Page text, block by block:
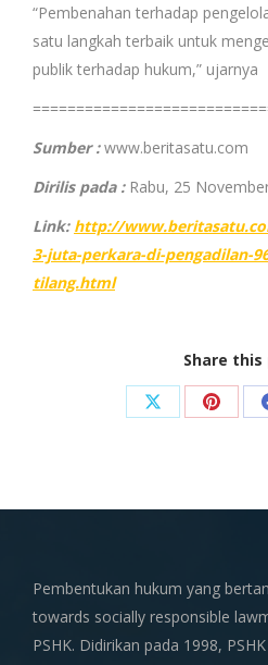
“‎Pembenahan terhadap
satu langkah terbaik untuk
publik terhadap hukum,” ujarnya
Sumber :www.beritasatu.com
Dirilis pada :Rabu, 25
Link: http://
3-juta-perkara-di-pengadilan-
tilang.html
Share this
Share Share
Pembentukan hukum yang
towards socially responsible
PSHK. Didirikan pada 1998,